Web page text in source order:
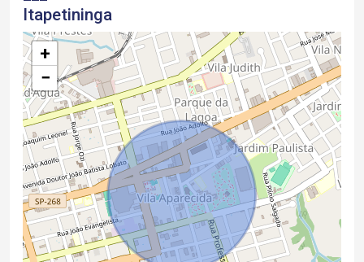
Itapetininga
+
−